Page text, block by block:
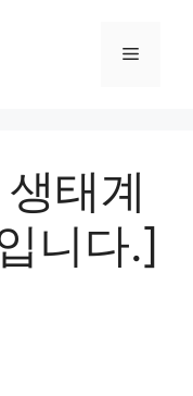
Menu
태계
니다.]